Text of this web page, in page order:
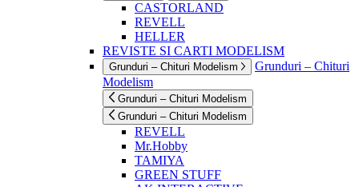
CASTORLAND
REVELL
HELLER
REVISTE SI CARTI MODELISM
Grunduri – Chituri Modelism
Grunduri – Chituri
Modelism
Grunduri – Chituri Modelism
Grunduri – Chituri Modelism
REVELL
Mr.Hobby
TAMIYA
GREEN STUFF